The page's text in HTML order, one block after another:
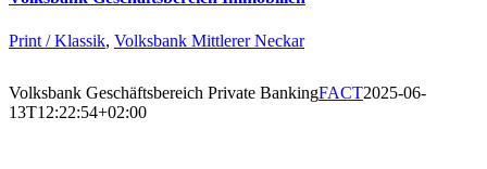
Print / Klassik, Volksbank Mittlerer Neckar
Volksbank Geschäftsbereich Private BankingFACT2025-06-
13T12:22:54+02:00